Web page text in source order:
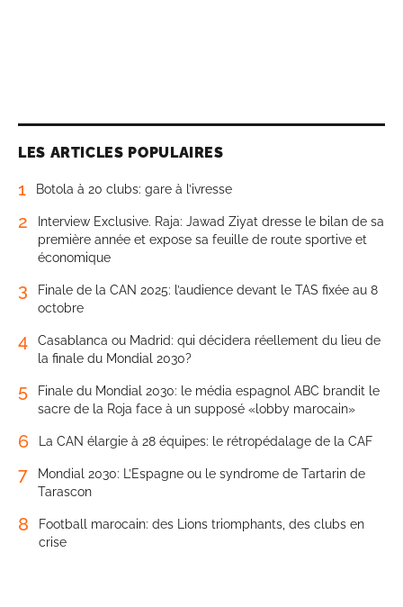
LES ARTICLES POPULAIRES
1 Botola à 20 clubs: gare à l’ivresse
2
Interview Exclusive. Raja: Jawad Ziyat dresse le bilan de sa
première année et expose sa feuille de route sportive et
économique
3
Finale de la CAN 2025: l’audience devant le TAS fixée au 8
octobre
4
Casablanca ou Madrid: qui décidera réellement du lieu de
la finale du Mondial 2030?
5
Finale du Mondial 2030: le média espagnol ABC brandit le
sacre de la Roja face à un supposé «lobby marocain»
6 La CAN élargie à 28 équipes: le rétropédalage de la CAF
7
Mondial 2030: L’Espagne ou le syndrome de Tartarin de
Tarascon
8
Football marocain: des Lions triomphants, des clubs en
crise